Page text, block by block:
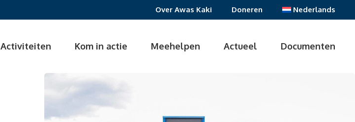
Over Awas Kaki Doneren Nederlands
Activiteiten Kom in actie Meehelpen Actueel Documenten